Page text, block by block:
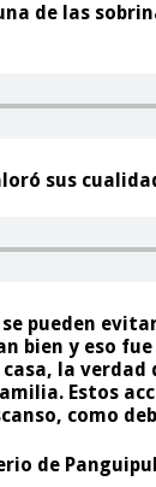
de las
sus
pueden
bien y eso
la
Estos
como
de